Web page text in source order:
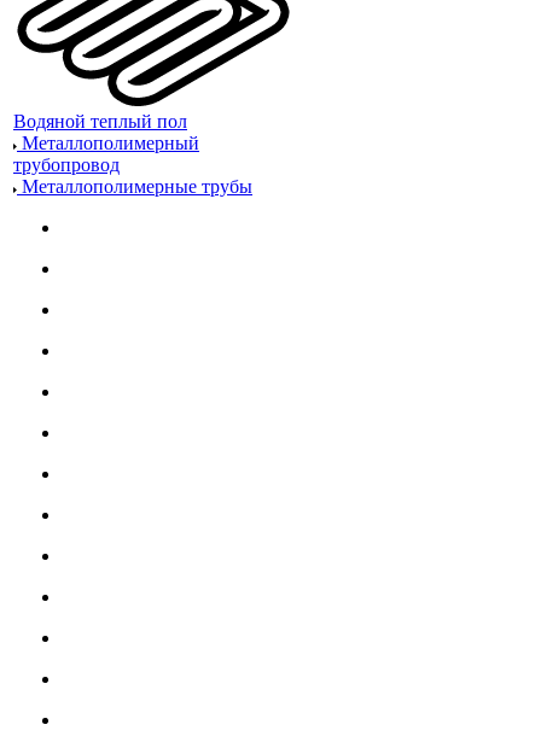
Водяной теплый пол
Металлополимерный
трубопровод
Металлополимерные трубы